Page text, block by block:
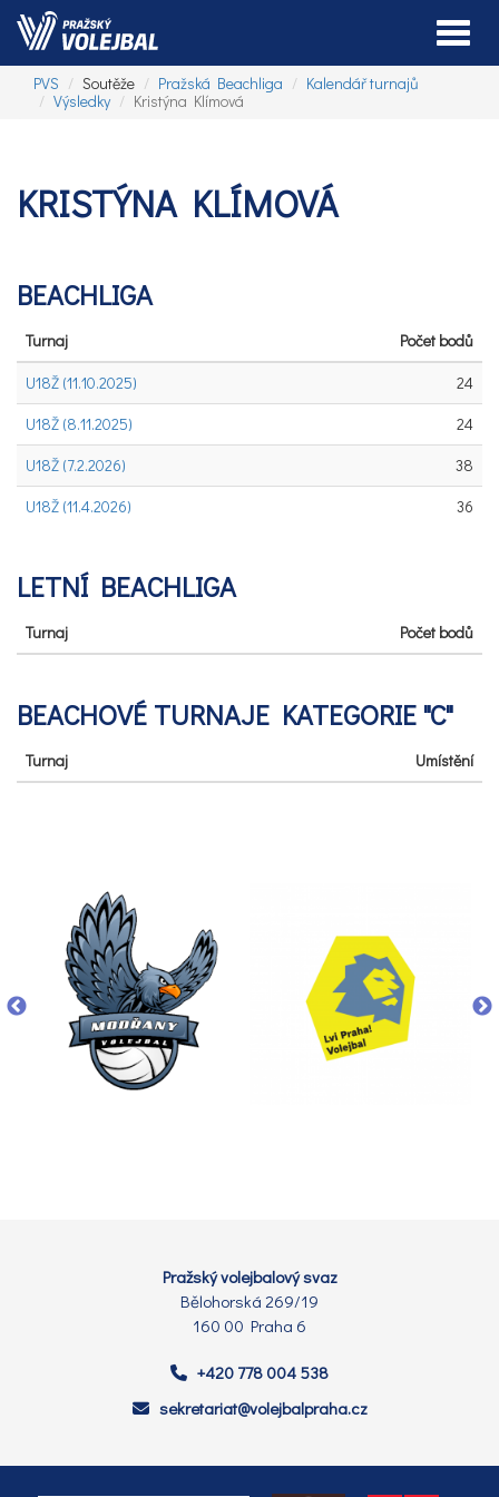
PVS Soutěže Pražská Beachliga
Kalendář turnajů
Výsledky
Kristýna Klímová
KRISTÝNA KLÍMOVÁ
BEACHLIGA
Turnaj
Počet bodů
U18Ž (11.10.2025)
24
U18Ž (8.11.2025)
24
U18Ž (7.2.2026)
38
U18Ž (11.4.2026)
36
LETNÍ BEACHLIGA
Turnaj Počet bodů
BEACHOVÉ TURNAJE KATEGORIE "C"
Turnaj Umístění
Pražský volejbalový svaz
Bělohorská 269/19
160 00 Praha 6
+420 778 004 538
sekretariat@volejbalpraha.cz